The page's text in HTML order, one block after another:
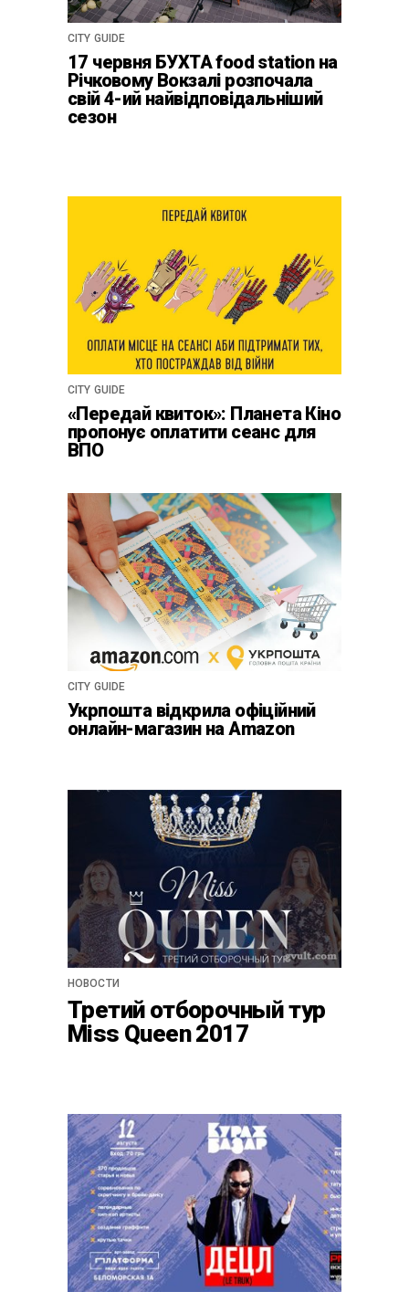
CITY GUIDE
17 червня БУХТА food station на
Річковому Вокзалі розпочала
свій 4-ий найвідповідальніший
сезон
CITY GUIDE
«Передай квиток»: Планета Кіно
пропонує оплатити сеанс для
ВПО
CITY GUIDE
Укрпошта відкрила офіційний
онлайн-магазин на Amazon
НОВОСТИ
Третий отборочный тур
Miss Queen 2017